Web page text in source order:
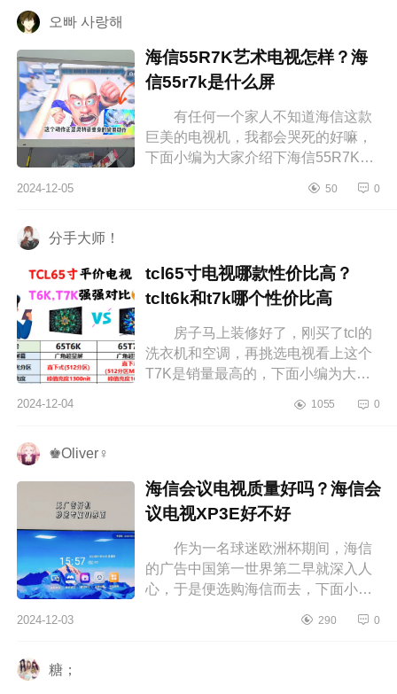
오빠 사랑해
海信55R7K艺术电视怎样？海
信55r7k是什么屏
有任何一个家人不知道海信这款
巨美的电视机，我都会哭死的好嘛，
下面小编为大家介绍下海信55R7K艺
海信55R7K艺术电视怎样 海信艺
2024-12-05 50 0
分手大师！
tcl65寸电视哪款性价比高？
tclt6k和t7k哪个性价比高
房子马上装修好了，刚买了tcl的
洗衣机和空调，再挑选电视看上这个
T7K是销量最高的，下面小编为大家
tclt6k和t7k哪个性价比高 tcl65寸...
2024-12-04 1055 0
♚Oliver♀
海信会议电视质量好吗？海信会
议电视XP3E好不好
作为一名球迷欧洲杯期间，海信
的广告中国第一世界第二早就深入人
心，于是便选购海信而去，下面小编
吗？海信会议电视XP3E好不好 海
2024-12-03 290 0
糖；